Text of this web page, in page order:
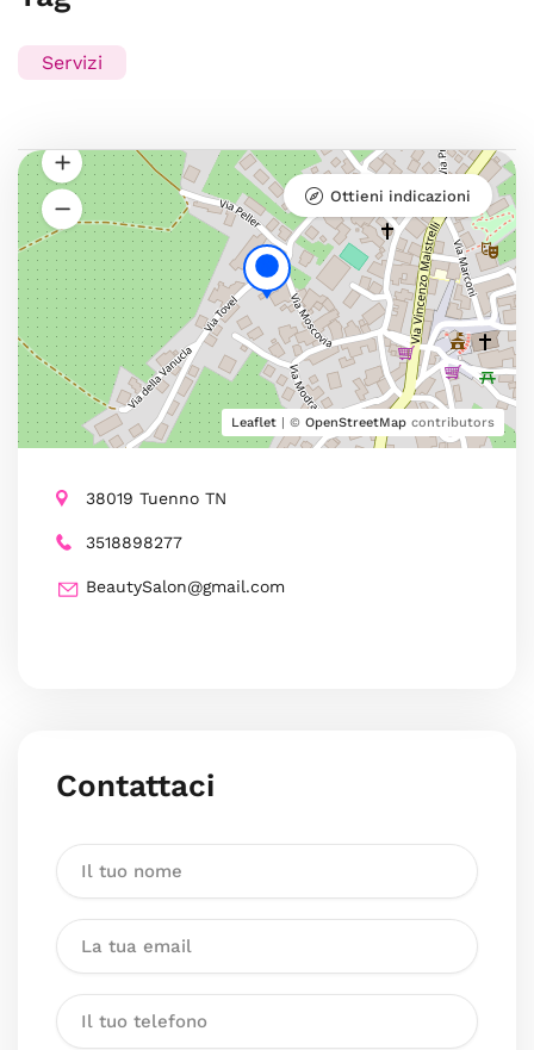
Servizi
Leaflet | © OpenStreetMap contributors
Ottieni indicazioni
38019 Tuenno TN
3518898277
BeautySalon@gmail.com
Contattaci